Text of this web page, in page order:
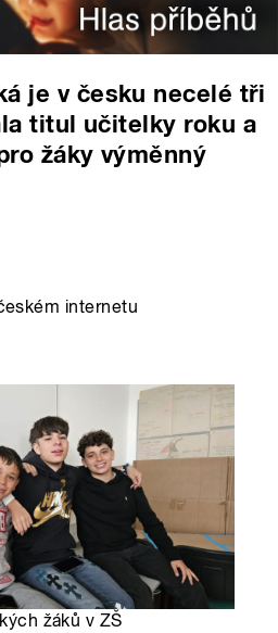
je v česku necelé tři
titul učitelky roku a
žáky výměnný
internetu
žáků v ZŠ